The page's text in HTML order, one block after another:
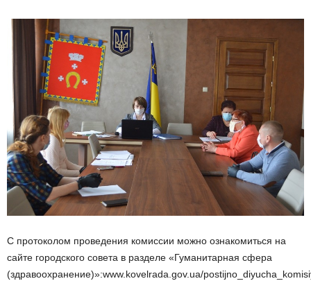
С протоколом проведения комиссии можно ознакомиться на
сайте городского совета в разделе «Гуманитарная сфера
(здравоохранение)»:www.kovelrada.gov.ua/